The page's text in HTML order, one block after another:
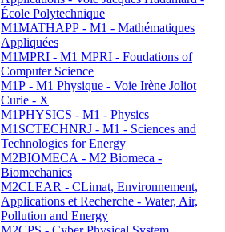
École Polytechnique
M1MATHAPP - M1 - Mathématiques
Appliquées
M1MPRI - M1 MPRI - Foudations of
Computer Science
M1P - M1 Physique - Voie Irène Joliot
Curie - X
M1PHYSICS - M1 - Physics
M1SCTECHNRJ - M1 - Sciences and
Technologies for Energy
M2BIOMECA - M2 Biomeca -
Biomechanics
M2CLEAR - CLimat, Environnement,
Applications et Recherche - Water, Air,
Pollution and Energy